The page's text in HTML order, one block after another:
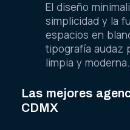
El diseño
simplicidad y la
espacios en
tipografía audaz
limpia y moderna.
Las mejores
CDMX